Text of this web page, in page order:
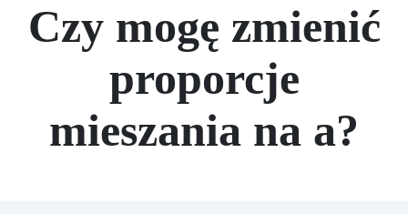
Czy mogę zmienić
proporcje
mieszania na a?